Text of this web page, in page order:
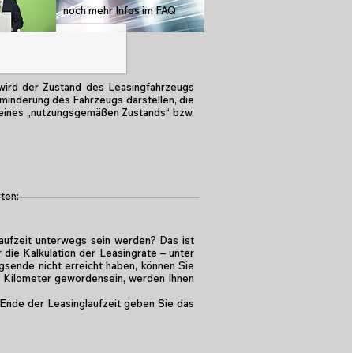
noch mehr Infos im FAQ
der Zustand des Leasingfahrzeugs
des Fahrzeugs darstellen, die
„nutzungsgemäßen Zustands“ bzw.
unterwegs sein werden? Das ist
Kalkulation der Leasingrate – unter
nicht erreicht haben, können Sie
gewordensein, werden Ihnen
der Leasinglaufzeit geben Sie das